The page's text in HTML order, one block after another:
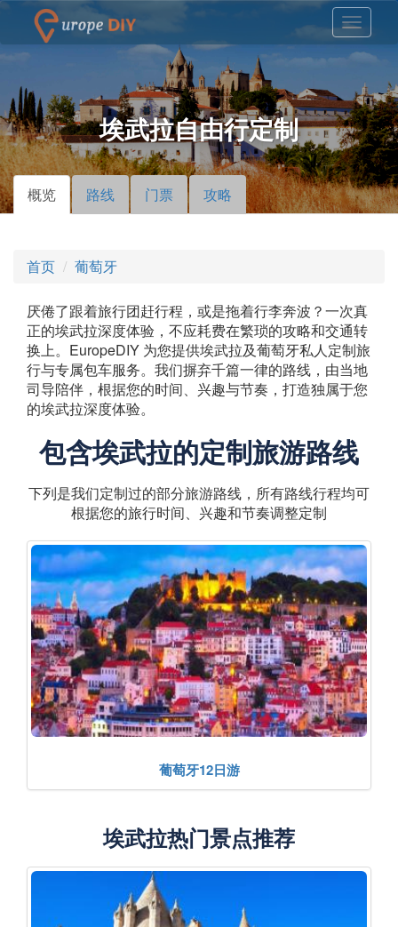
埃武拉自由行定制
主标签
概览 （活
动标
路线 门票 攻略
首页 葡萄牙
厌倦了跟着旅行团赶行程，或是拖着行李奔波？一次真
正的埃武拉深度体验，不应耗费在繁琐的攻略和交通转
换上。EuropeDIY 为您提供埃武拉及葡萄牙私人定制旅
行与专属包车服务。我们摒弃千篇一律的路线，由当地
司导陪伴，根据您的时间、兴趣与节奏，打造独属于您
的埃武拉深度体验。
包含埃武拉的定制旅游路线
下列是我们定制过的部分旅游路线，所有路线行程均可
根据您的旅行时间、兴趣和节奏调整定制
葡萄牙12日游
埃武拉热门景点推荐